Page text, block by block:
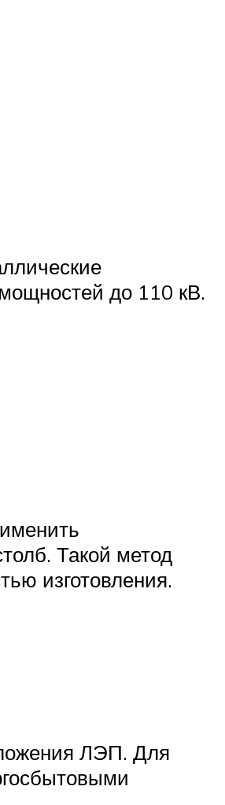
до 110 кВ.
Такой метод
изготовления.
ЛЭП. Для